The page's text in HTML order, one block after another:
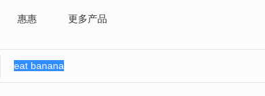
惠惠 更多产品